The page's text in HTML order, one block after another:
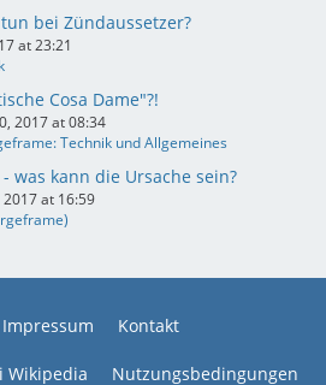
tun bei Zündaussetzer?
at 23:21
Cosa Dame"?!
2017 at 08:34
Technik und Allgemeines
was kann die Ursache sein?
2017 at 16:59
Impressum Kontakt
Wikipedia Nutzungsbedingungen